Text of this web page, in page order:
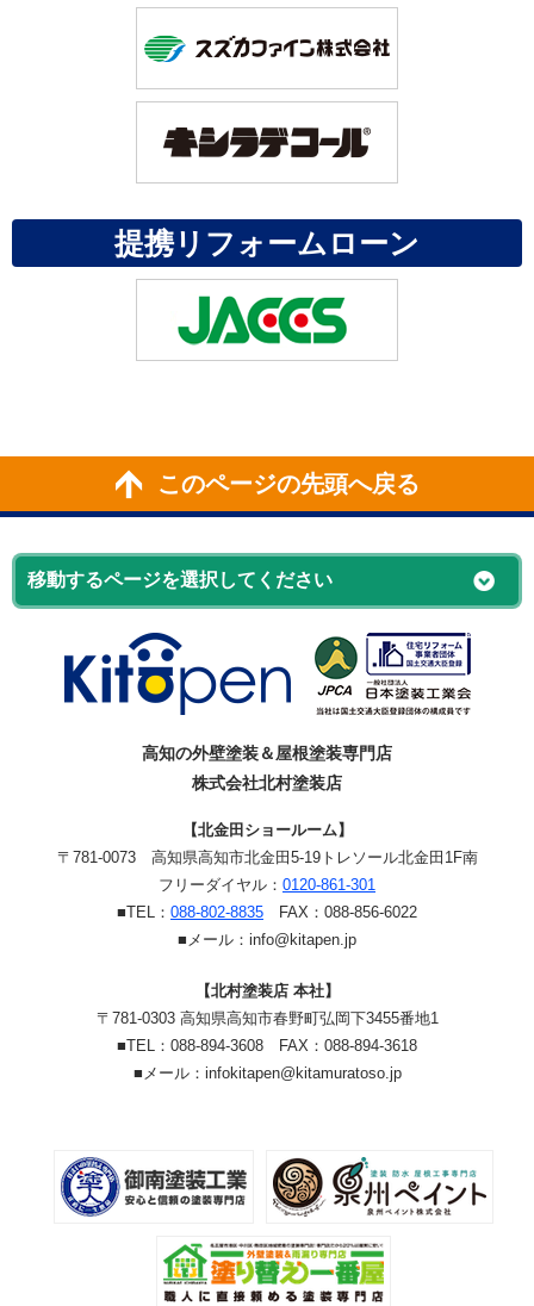
提携リフォームローン
このページの先頭へ戻る
高知の外壁塗装＆屋根塗装専門店
株式会社北村塗装店
【北金田ショールーム】
〒781-0073 高知県高知市北金田5-19トレソール北金田1F南
フリーダイヤル： 0120-861-301
■TEL： 088-802-8835 FAX：088-856-6022
■メール：info@kitapen.jp
【北村塗装店 本社】
〒781-0303 高知県高知市春野町弘岡下3455番地1
■TEL：088-894-3608 FAX：088-894-3618
■メール：infokitapen@kitamuratoso.jp